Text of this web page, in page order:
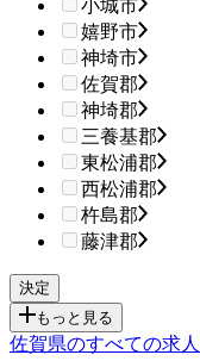
小城市
嬉野市
神埼市
佐賀郡
神埼郡
三養基郡
東松浦郡
西松浦郡
杵島郡
藤津郡
もっと見る
佐賀県のすべての求